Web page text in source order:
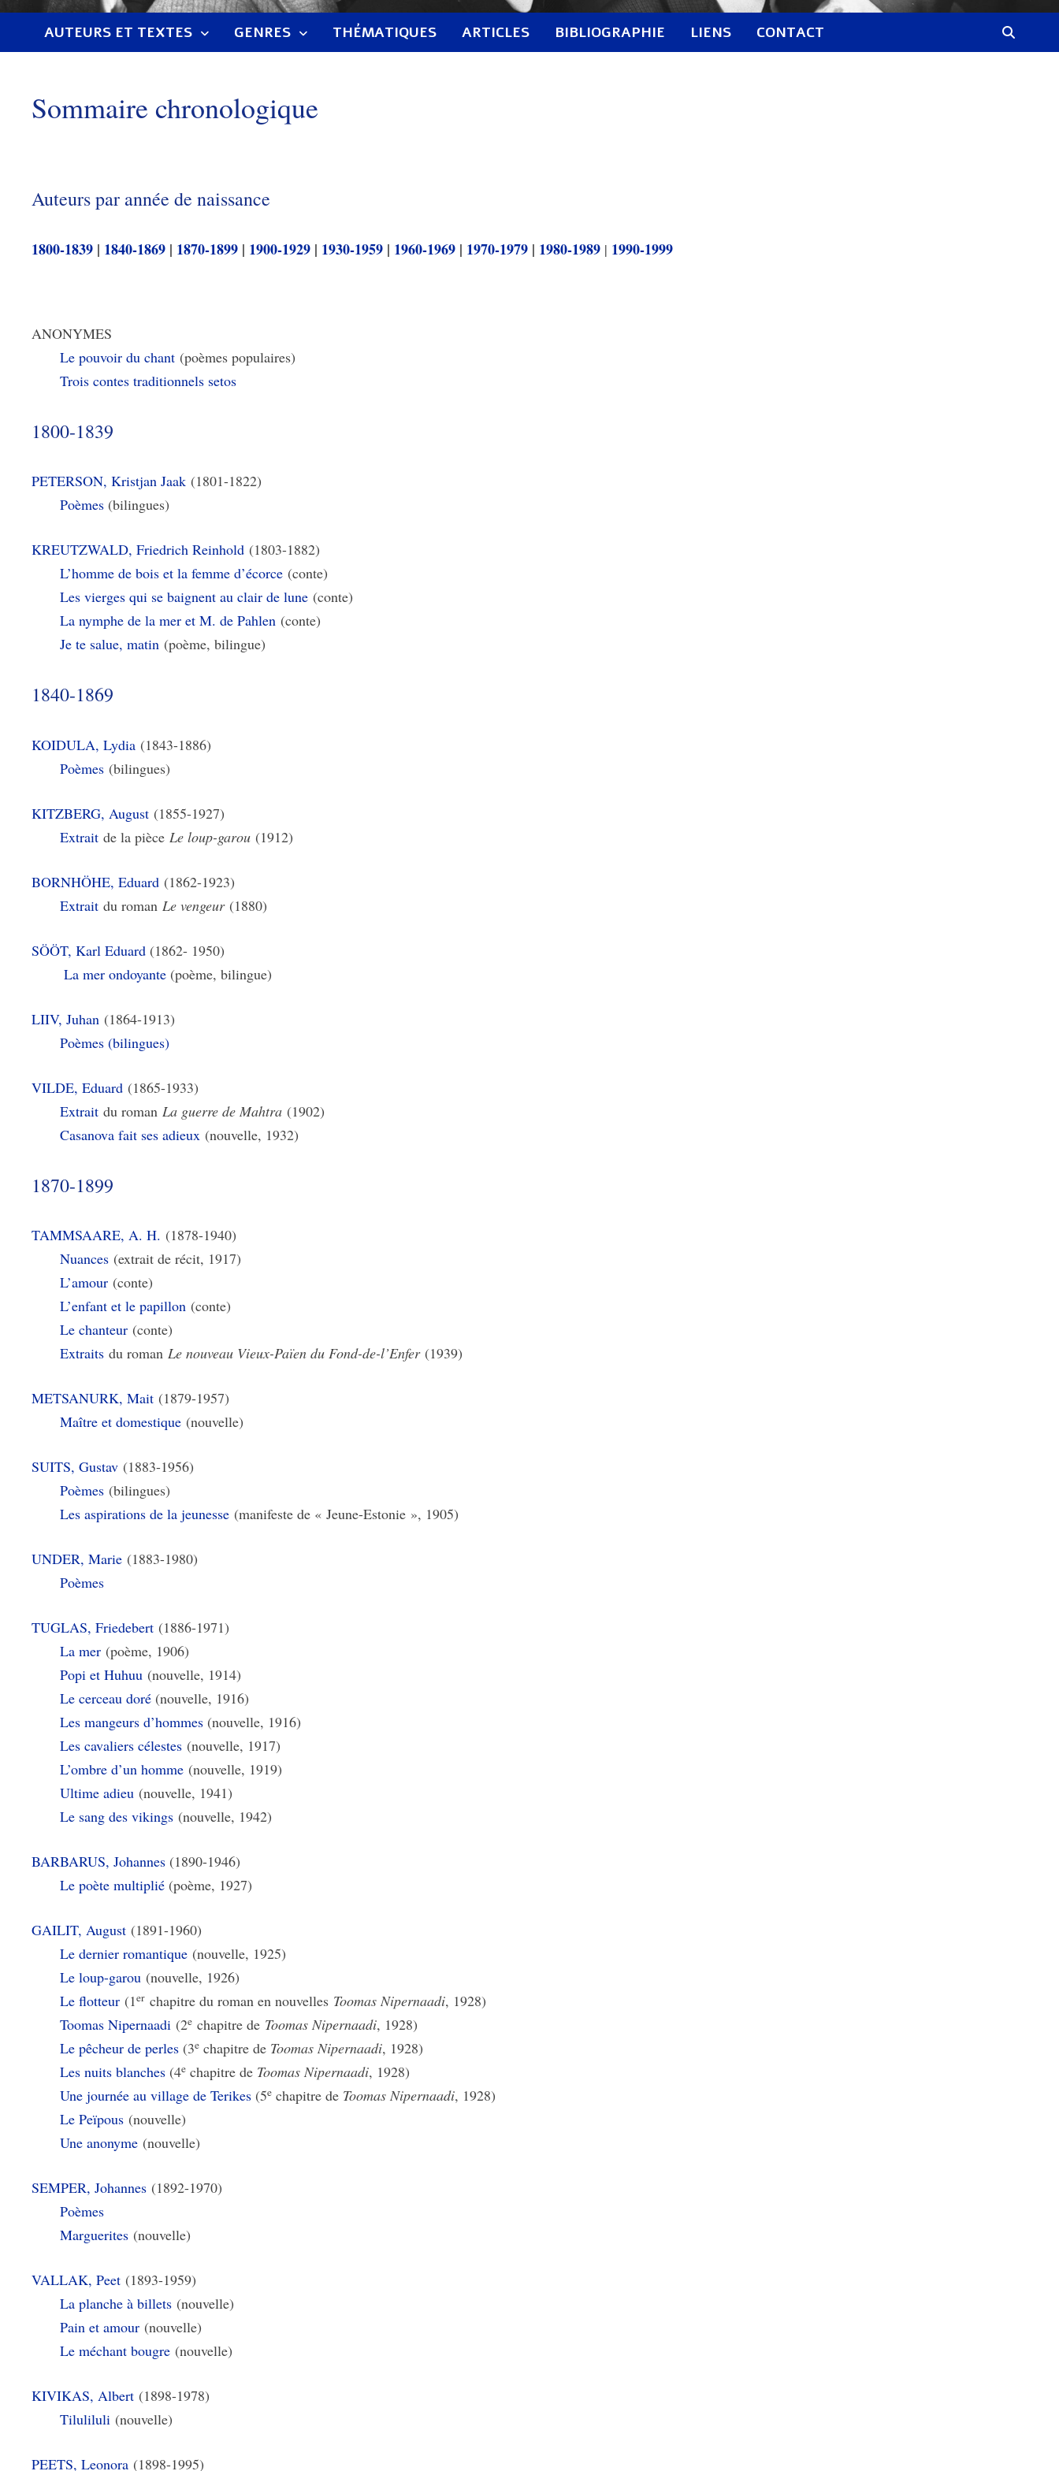
AUTEURS ET TEXTES GENRES THÉMATIQUES ARTICLES BIBLIOGRAPHIE LIENS CONTACT
Sommaire chronologique
Auteurs par année de naissance
1800-1839 | 1840-1869 | 1870-1899 | 1900-1929 | 1930-1959 | 1960-1969 | 1970-1979 | 1980-1989 | 1990-1999
ANONYMES
Le pouvoir du chant (poèmes populaires)
Trois contes traditionnels setos
1800-1839
PETERSON, Kristjan Jaak (1801-1822)
Poèmes (bilingues)
KREUTZWALD, Friedrich Reinhold (1803-1882)
L’homme de bois et la femme d’écorce (conte)
Les vierges qui se baignent au clair de lune (conte)
La nymphe de la mer et M. de Pahlen (conte)
Je te salue, matin (poème, bilingue)
1840-1869
KOIDULA, Lydia (1843-1886)
Poèmes (bilingues)
KITZBERG, August (1855-1927)
Extrait de la pièceLe loup-garou (1912)
BORNHÖHE, Eduard (1862-1923)
Extrait du romanLe vengeur(1880)
SÖÖT, Karl Eduard (1862- 1950)
La mer ondoyante (poème, bilingue)
LIIV, Juhan (1864-1913)
Poèmes (bilingues)
VILDE, Eduard (1865-1933)
Extrait du romanLa guerre de Mahtra (1902)
Casanova fait ses adieux (nouvelle, 1932)
1870-1899
TAMMSAARE, A. H. (1878-1940)
Nuances (extrait de récit, 1917)
L’amour (conte)
L’enfant et le papillon (conte)
Le chanteur (conte)
Extraits du romanLe nouveau Vieux-Païen du Fond-de-l’Enfer(1939)
METSANURK, Mait (1879-1957)
Maître et domestique (nouvelle)
SUITS, Gustav (1883-1956)
Poèmes (bilingues)
Les aspirations de la jeunesse (manifeste de « Jeune-Estonie », 1905)
UNDER, Marie (1883-1980)
Poèmes
TUGLAS, Friedebert (1886-1971)
La mer (poème, 1906)
Popi et Huhuu (nouvelle, 1914)
Le cerceau doré (nouvelle, 1916)
Les mangeurs d’hommes (nouvelle, 1916)
Les cavaliers célestes (nouvelle, 1917)
L’ombre d’un homme (nouvelle, 1919)
Ultime adieu (nouvelle, 1941)
Le sang des vikings (nouvelle, 1942)
BARBARUS, Johannes (1890-1946)
Le poète multiplié (poème, 1927)
GAILIT, August (1891-1960)
Le dernier romantique (nouvelle, 1925)
Le loup-garou (nouvelle, 1926)
Le flotteur (1er chapitre du roman en nouvelles Toomas Nipernaadi, 1928)
Toomas Nipernaadi (2e chapitre de Toomas Nipernaadi, 1928)
Le pêcheur de perles (3e chapitre de Toomas Nipernaadi, 1928)
Les nuits blanches (4e chapitre de Toomas Nipernaadi, 1928)
Une journée au village de Terikes (5e chapitre de Toomas Nipernaadi, 1928)
Le Peïpous (nouvelle)
Une anonyme (nouvelle)
SEMPER, Johannes (1892-1970)
Poèmes
Marguerites (nouvelle)
VALLAK, Peet (1893-1959)
La planche à billets (nouvelle)
Pain et amour (nouvelle)
Le méchant bougre (nouvelle)
KIVIKAS, Albert (1898-1978)
Tiluliluli (nouvelle)
PEETS, Leonora (1898-1995)